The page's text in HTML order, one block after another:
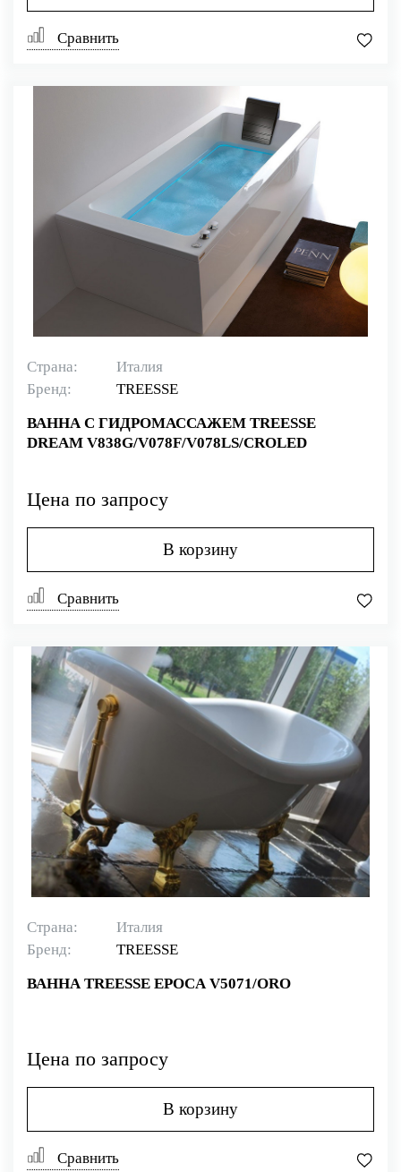
Сравнить
Страна:
Италия
Бренд:
TREESSE
ВАННА С ГИДРОМАССАЖЕМ TREESSE
DREAM V838G/V078F/V078LS/CROLED
Цена по запросу
В корзину
Сравнить
Страна:
Италия
Бренд:
TREESSE
ВАННА TREESSE EPOCA V5071/ORO
Цена по запросу
В корзину
Сравнить